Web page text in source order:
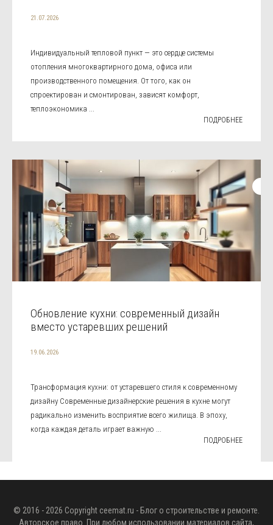
21.07.2026
Индивидуальный тепловой пункт — это сердце системы
отопления многоквартирного дома, офиса или
производственного помещения. От того, как он
спроектирован и смонтирован, зависят комфорт,
теплоэкономика ...
ПОДРОБНЕЕ
Обновление кухни: современный дизайн
вместо устаревших решений
19.06.2026
Трансформация кухни: от устаревшего стиля к современному
дизайну Современные дизайнерские решения в кухне могут
радикально изменить восприятие всего жилища. В эпоху,
когда каждая деталь играет важную ...
ПОДРОБНЕЕ
© 2016 - 2026 Copyright ceemat.ru - Блог о строительстве и ремонте.
Авторское право. При любом использовании материалов сайта,